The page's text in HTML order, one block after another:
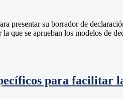
presentar su borrador de
se aprueban los modelos de
para facilitar